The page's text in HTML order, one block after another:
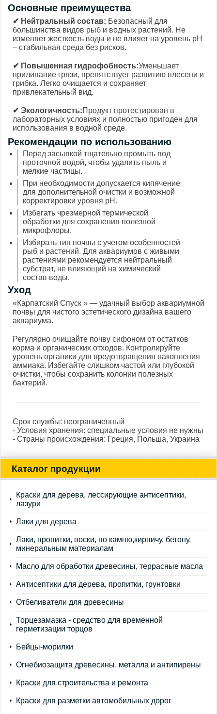
Каталог продукции
Краски для дерева, лессирующие антисептики,
лазури
Лаки для дерева
Лаки, пропитки, воски, по камню,кирпичу, бетону,
минеральным материалам
Масло для обработки древесины, террасные масла
Антисептики для дерева, пропитки, грунтовки
Отбеливатели для древесины
Торцезамазка - средство для временной
герметизации торцов
Бейцы-морилки
Огнебиозащита древесины, металла и антипирены
Краски для строительства и ремонта
Краски для разметки автомобильных дорог
Основные преимущества
✔ Нейтральный состав: Безопасный для
большинства видов рыб и водных растений. Не
изменяет жесткость воды и не влияет на уровень pH
– стабильная среда без рисков.
✔ Повышенная гидрофобность:Уменьшает
прилипание грязи, препятствует развитию плесени и
грибка. Легко очищается и сохраняет
привлекательный вид.
✔ Экологичность:Продукт протестирован в
лабораторных условиях и полностью пригоден для
использования в водной среде.
Рекомендации по использованию
Перед засыпкой тщательно промыть под
проточной водой, чтобы удалить пыль и
мелкие частицы.
При необходимости допускается кипячение
для дополнительной очистки и возможной
корректировки уровня pH.
Избегать чрезмерной термической
обработки для сохранения полезной
микрофлоры.
Избирать тип почвы с учетом особенностей
рыб и растений. Для аквариумов с живыми
растениями рекомендуется нейтральный
субстрат, не влияющий на химический
состав воды.
Уход
«Карпатский Спуск » — удачный выбор аквариумной
почвы для чистого эстетического дизайна вашего
аквариума.
Регулярно очищайте почву сифоном от остатков
корма и органических отходов. Контролируйте
уровень органики для предотвращения накопления
аммиака. Избегайте слишком частой или глубокой
очистки, чтобы сохранить колонии полезных
бактерий.
Срок службы: неограниченный
- Условия хранения: специальные условия не нужны
- Страны происхождения: Греция, Польша, Украина